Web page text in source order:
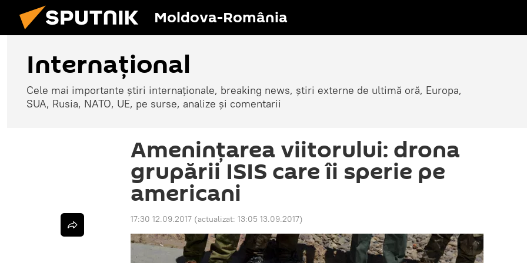
Moldova-România
Internaţional
Cele mai importante știri internaționale, breaking news, știri externe de ultimă oră, Europa,
SUA, Rusia, NATO, UE, pe surse, analize și comentarii
Amenințarea viitorului: drona
grupării ISIS care îi sperie pe
americani
17:30 12.09.2017 (actualizat: 13:05 13.09.2017)